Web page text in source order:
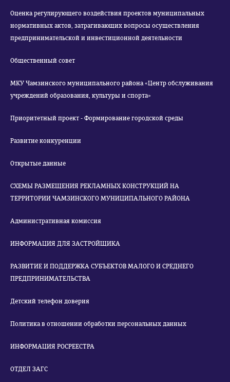
Оценка регулирующего воздействия проектов муниципальных
нормативных актов, затрагивающих вопросы осуществления
предпринимательской и инвестиционной деятельности
Общественный совет
МКУ Чамзинского муниципального района «Центр обслуживания
учреждений образования, культуры и спорта»
Приоритетный проект - Формирование городской среды
Развитие конкуренции
Открытые данные
СХЕМЫ РАЗМЕЩЕНИЯ РЕКЛАМНЫХ КОНСТРУКЦИЙ НА
ТЕРРИТОРИИ ЧАМЗИНСКОГО МУНИЦИПАЛЬНОГО РАЙОНА
Административная комиссия
ИНФОРМАЦИЯ ДЛЯ ЗАСТРОЙЩИКА
РАЗВИТИЕ И ПОДДЕРЖКА СУБЪЕКТОВ МАЛОГО И СРЕДНЕГО
ПРЕДПРИНИМАТЕЛЬСТВА
Детский телефон доверия
Политика в отношении обработки персональных данных
ИНФОРМАЦИЯ РОСРЕЕСТРА
ОТДЕЛ ЗАГС